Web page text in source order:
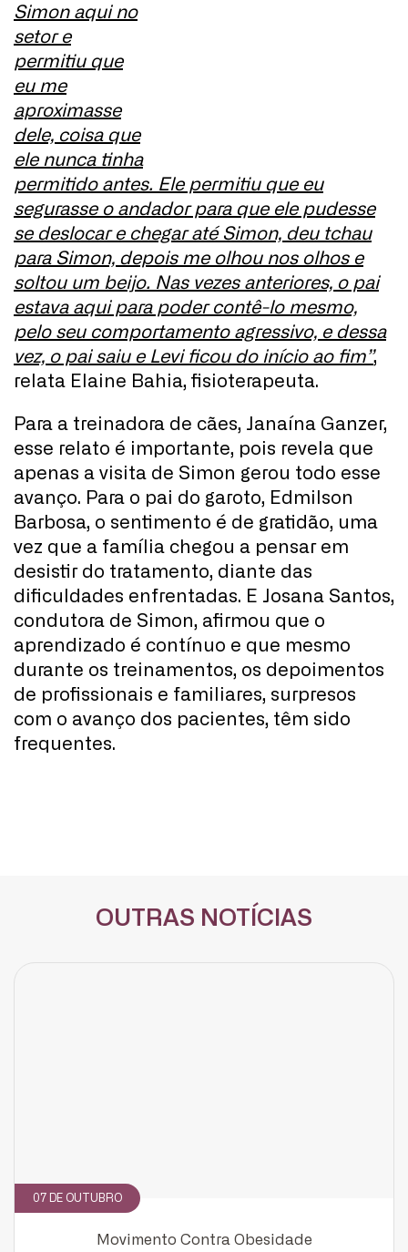
Simon aqui no
setor e
permitiu que
eu me
aproximasse
dele, coisa que
ele nunca tinha
permitido antes. Ele permitiu que eu
segurasse o andador para que ele pudesse
se deslocar e chegar até Simon, deu tchau
para Simon, depois me olhou nos olhos e
soltou um beijo. Nas vezes anteriores, o pai
estava aqui para poder contê-lo mesmo,
pelo seu comportamento agressivo, e dessa
vez, o pai saiu e Levi ficou do início ao fim”,
relata Elaine Bahia, fisioterapeuta.
Para a treinadora de cães, Janaína Ganzer,
esse relato é importante, pois revela que
apenas a visita de Simon gerou todo esse
avanço. Para o pai do garoto, Edmilson
Barbosa, o sentimento é de gratidão, uma
vez que a família chegou a pensar em
desistir do tratamento, diante das
dificuldades enfrentadas. E Josana Santos,
condutora de Simon, afirmou que o
aprendizado é contínuo e que mesmo
durante os treinamentos, os depoimentos
de profissionais e familiares, surpresos
com o avanço dos pacientes, têm sido
frequentes.
OUTRAS NOTÍCIAS
07 DE OUTUBRO
Movimento Contra Obesidade